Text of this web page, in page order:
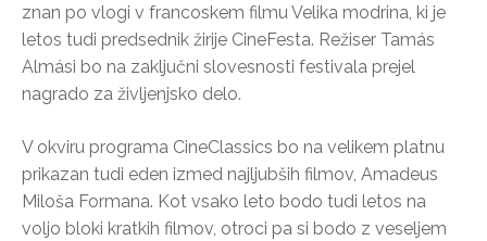
znan po vlogi v francoskem filmu Velika modrina, ki je
letos tudi predsednik žirije CineFesta. Režiser Tamás
Almási bo na zaključni slovesnosti festivala prejel
nagrado za življenjsko delo.
V okviru programa CineClassics bo na velikem platnu
prikazan tudi eden izmed najljubših filmov, Amadeus
Miloša Formana. Kot vsako leto bodo tudi letos na
voljo bloki kratkih filmov, otroci pa si bodo z veseljem